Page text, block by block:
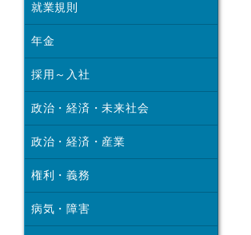
就業規則
年金
採用～入社
政治・経済・未来社会
政治・経済・産業
権利・義務
病気・障害